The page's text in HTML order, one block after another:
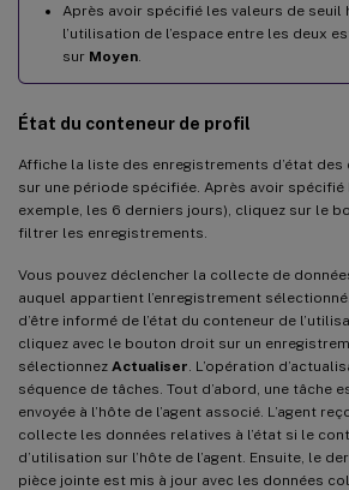
Après avoir spécifié les valeurs de seuil
l’utilisation de l’espace entre les deux
sur Moyen
État du conteneur de profil
Affiche la liste des enregistrements d’état
sur une période spécifiée. Après avoir
exemple, les 6 derniers jours), cliquez sur le
filtrer les enregistrements.
Vous pouvez déclencher la collecte de
auquel appartient l’enregistrement
d’être informé de l’état du conteneur de
cliquez avec le bouton droit sur un
sélectionnez Actualiser . L’opération
séquence de tâches. Tout d’abord, une tâche
envoyée à l’hôte de l’agent associé. L’agent
collecte les données relatives à l’état si le
d’utilisation sur l’hôte de l’agent. Ensuite, le
pièce jointe est mis à jour avec les données